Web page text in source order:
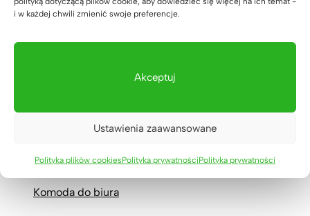
i w każdej chwili zmienić swoje preferencje.
Akceptuj
Ustawienia zaawansowane
Polityka plików cookiesPolityka prywatnościPolityka prywatności
Komoda biała z drewnem
Komoda czarna z szufladami
Komoda dębowa
Komoda do biura